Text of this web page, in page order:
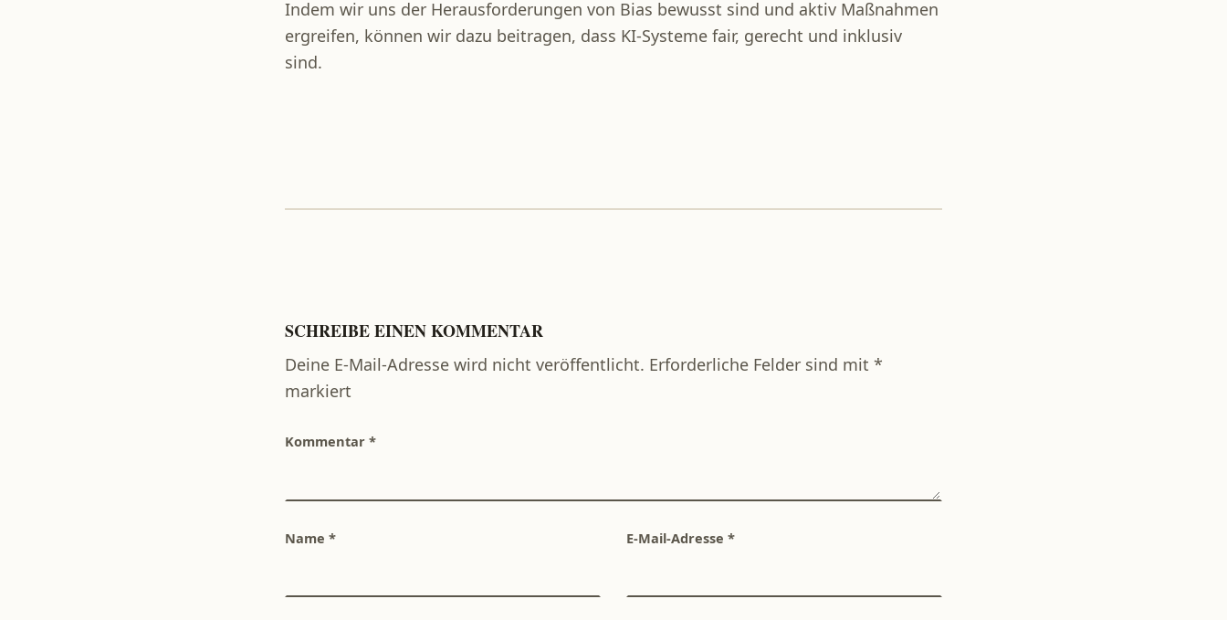
Indem wir uns der Herausforderungen von Bias bewusst sind und aktiv Maßnahmen
ergreifen, können wir dazu beitragen, dass KI-Systeme fair, gerecht und inklusiv
sind.
SCHREIBE EINEN KOMMENTAR
Deine E-Mail-Adresse wird nicht veröffentlicht. Erforderliche Felder sind mit *
markiert
Kommentar *
Name * E-Mail-Adresse*